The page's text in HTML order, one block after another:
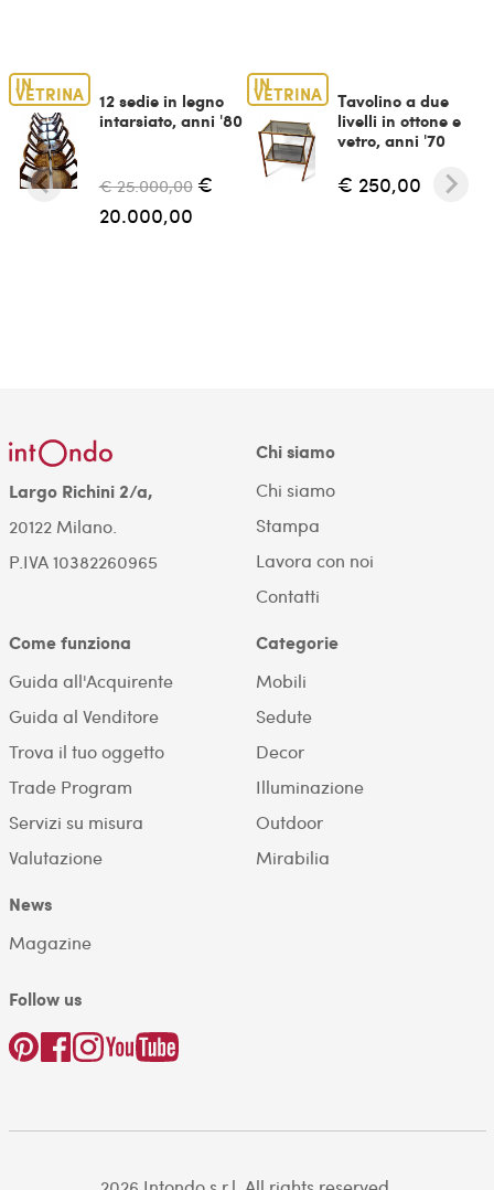
IN
VETRINA
12 sedie in legno
intarsiato, anni '80
€ 25.000,00 €
20.000,00
IN
VETRINA
Tavolino a due
livelli in ottone e
vetro, anni '70
€ 250,00
Largo Richini 2/a,
20122 Milano.
P.IVA 10382260965
Chi siamo
Chi siamo
Stampa
Lavora con noi
Contatti
Come funziona
Guida all'Acquirente
Guida al Venditore
Trova il tuo oggetto
Trade Program
Servizi su misura
Valutazione
Categorie
Mobili
Sedute
Decor
Illuminazione
Outdoor
Mirabilia
News
Magazine
Follow us